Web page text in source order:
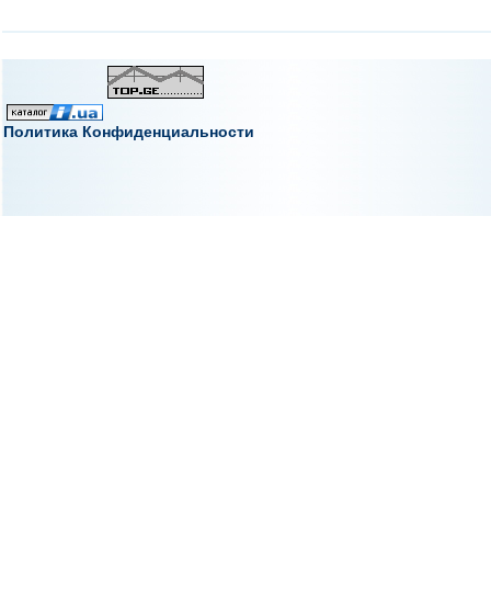
Политика Конфиденциальности